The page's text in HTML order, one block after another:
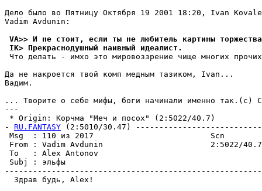
Дело было во Пятницу Октября 19 2001 18:20, Ivan
Vadim Avdunin:
VA>> И не стоит, если ты не любитель картины
IK> Прекраснодушный наивный идеалист.
Что делать - имхо это мировоззрение чище многих
Да не накроется твой комп медным тазиком, Ivan...
Вадим.
... Творите о себе мифы, боги начинали именно так.(c)
---
* Origin: Корчма "Меч и посох" (2:5022/40.7)
- RU.FANTASY (2:5010/30.47)
Msg  : 110 из 2017                         Scn
From : Vadim Avdunin                       2:5022/40.7
To   : Alex Antonov
Subj : эльфы
  Здрав будь, Alex!